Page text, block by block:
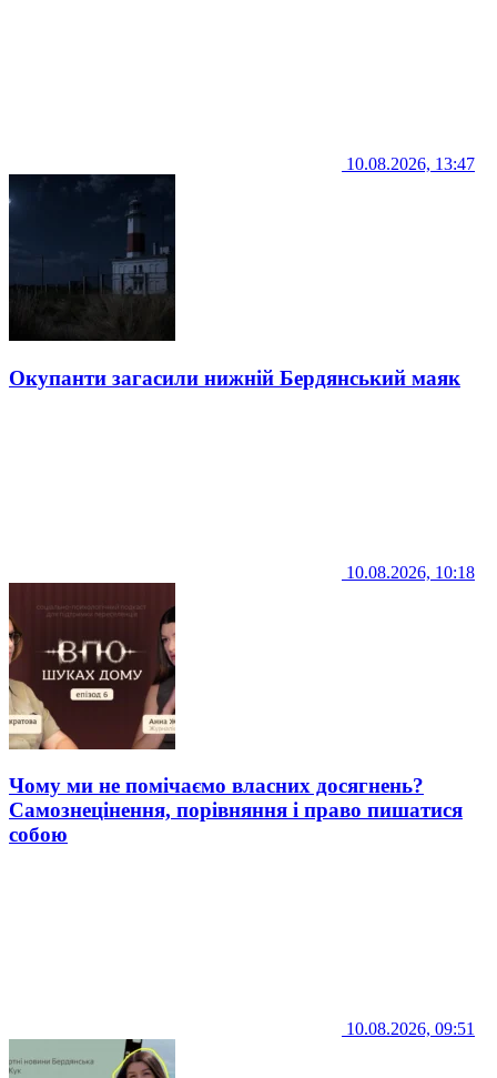
10.08.2026, 13:47
Окупанти загасили нижній Бердянський маяк
10.08.2026, 10:18
Чому ми не помічаємо власних досягнень?
Самознецінення, порівняння і право пишатися
собою
10.08.2026, 09:51